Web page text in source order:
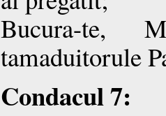
Bucura-te,
tamaduitorule
Condacul 7: